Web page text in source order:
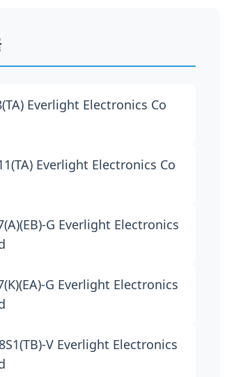
Everlight Electronics Co
Everlight Electronics Co
G Everlight Electronics
G Everlight Electronics
V Everlight Electronics